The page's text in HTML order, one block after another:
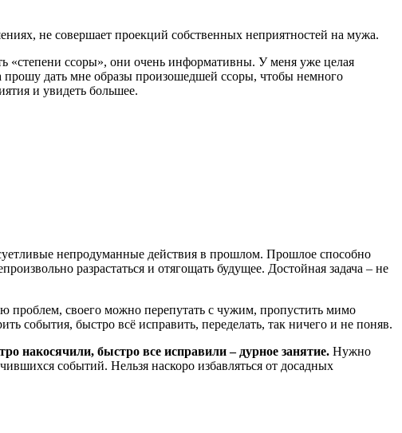
не совершает проекций собственных неприятностей на мужа.
«степени ссоры», они очень информативны. У меня уже целая
дать мне образы произошедшей ссоры, чтобы немного
и увидеть большее.
непродуманные действия в прошлом. Прошлое способно
разрастаться и отягощать будущее. Достойная задача – не
проблем, своего можно перепутать с чужим, пропустить мимо
события, быстро всё исправить, переделать, так ничего и не поняв.
накосячили, быстро все исправили – дурное занятие. Нужно
событий. Нельзя наскоро избавляться от досадных